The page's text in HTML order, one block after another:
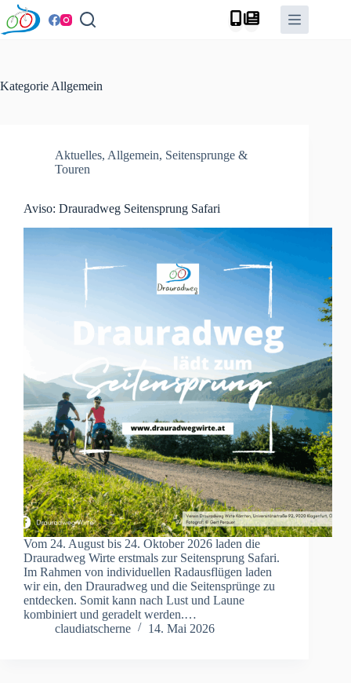
Zum
Inhalt
springen
Kategorie Allgemein
Aktuelles, Allgemein, Seitensprunge &
Touren
Aviso: Drauradweg Seitensprung Safari
Vom 24. August bis 24. Oktober 2026 laden die
Drauradweg Wirte erstmals zur Seitensprung Safari.
Im Rahmen von individuellen Radausflügen laden
wir ein, den Drauradweg und die Seitensprünge zu
entdecken. Somit kann nach Lust und Laune
kombiniert und geradelt werden.…
claudiatscherne
14. Mai 2026